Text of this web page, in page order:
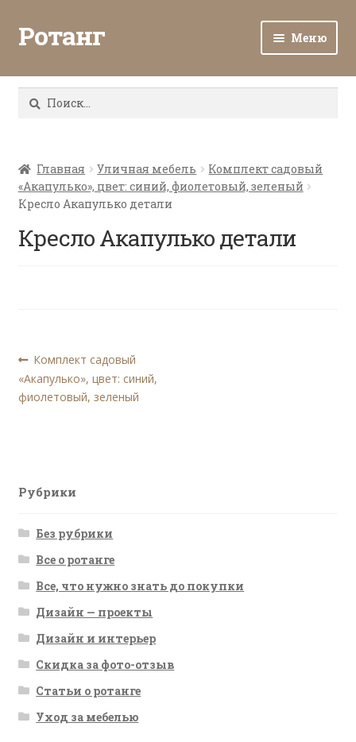
Ротанг Меню
Каталог
Все о ротанге
Ротанг оптом
Найти:
Главная Уличная мебель
Комплект садовый
«Акапулько», цвет: синий, фиолетовый, зеленый
Кресло Акапулько детали
Кресло Акапулько детали
Навигация
по
Предыдущая
запись:
Комплект садовый
«Акапулько», цвет: синий,
фиолетовый, зеленый
Рубрики
Без рубрики
Все о ротанге
Все, что нужно знать до покупки
Дизайн — проекты
Дизайн и интерьер
Скидка за фото-отзыв
Статьи о ротанге
Уход за мебелью